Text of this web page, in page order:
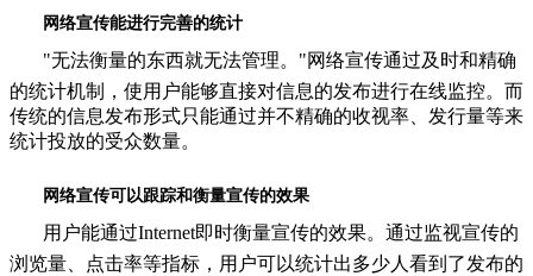
网络宣传能进行完善的统计
"无法衡量的东西就无法管理。"网络宣传通过及时和精确
的统计机制，使用户能够直接对信息的发布进行在线监控。而
传统的信息发布形式只能通过并不精确的收视率、发行量等来
统计投放的受众数量。
网络宣传可以跟踪和衡量宣传的效果
用户能通过Internet即时衡量宣传的效果。通过监视宣传的
浏览量、点击率等指标，用户可以统计出多少人看到了发布的